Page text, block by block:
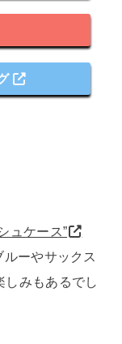
ュケース”
ーやサックス
しみもあるでし